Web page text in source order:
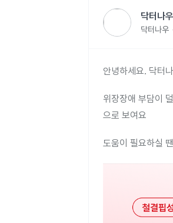
닥터나
닥터나우
안녕하세요. 닥터
위장장애 부담이
으로 보여요
도움이 필요하실